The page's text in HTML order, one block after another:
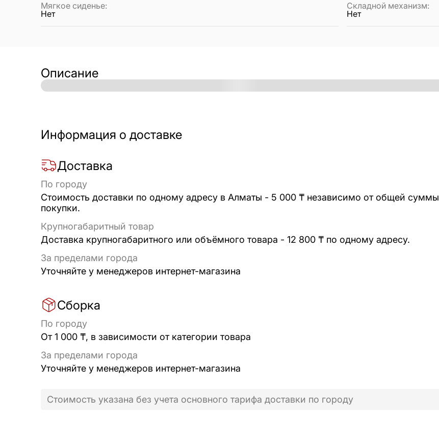
Мягкое сиденье:
Нет
Складной механизм:
Нет
Описание
Информация о доставке
Доставка
По городу
Стоимость доставки по одному адресу в Алматы - 5 000 ₸ независимо от общей суммы
покупки.
Крупногабаритный товар
Доставка крупногабаритного или объёмного товара - 12 800 ₸ по одному адресу.
За пределами города
Уточняйте у менеджеров интернет-магазина
Сборка
По городу
От 1 000 ₸, в зависимости от категории товара
За пределами города
Уточняйте у менеджеров интернет-магазина
Стоимость указана без учета основного тарифа доставки по городу